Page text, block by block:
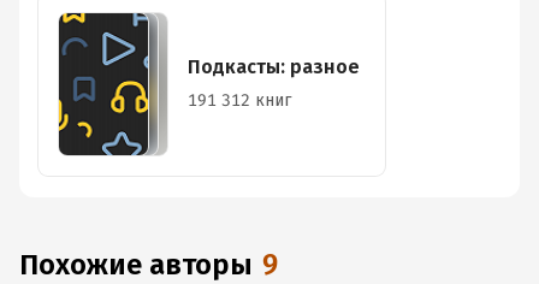
Подкасты: разное
191 312 книг
Похожие авторы 9